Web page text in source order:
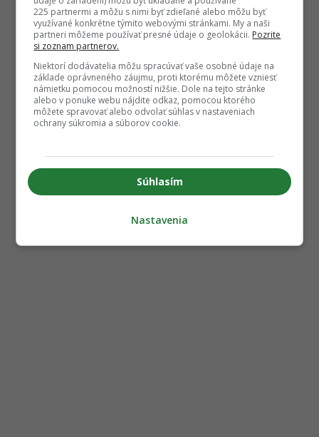
225 partnermi a môžu s nimi byť zdieľané alebo môžu byť
využívané konkrétne týmito webovými stránkami. My a naši
partneri môžeme používať presné údaje o geolokácii. Pozrite
si zoznam partnerov.
Niektorí dodávatelia môžu spracúvať vaše osobné údaje na
základe oprávneného záujmu, proti ktorému môžete vzniesť
námietku pomocou možností nižšie. Dole na tejto stránke
alebo v ponuke webu nájdite odkaz, pomocou ktorého
môžete spravovať alebo odvolať súhlas v nastaveniach
ochrany súkromia a súborov cookie.
Súhlasím
Nastavenia